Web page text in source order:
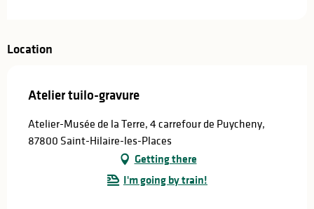
Location
Atelier tuilo-gravure
Atelier-Musée de la Terre, 4 carrefour de Puycheny,
87800 Saint-Hilaire-les-Places
Getting there
I'm going by train!